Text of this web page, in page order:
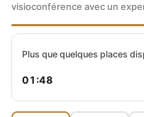
visioconférence avec un
Plus que quelques places
01:47